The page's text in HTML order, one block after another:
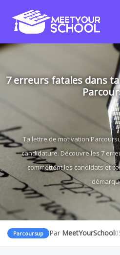
7 erreurs fatales dans
Ta lettre de motivation
candidature. Découvre les 7
commettent les candidats et
Parcoursup Par MeetYourSchool